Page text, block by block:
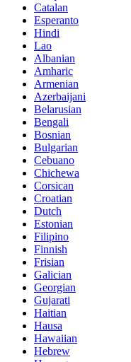
Catalan
Esperanto
Hindi
Lao
Albanian
Amharic
Armenian
Azerbaijani
Belarusian
Bengali
Bosnian
Bulgarian
Cebuano
Chichewa
Corsican
Croatian
Dutch
Estonian
Filipino
Finnish
Frisian
Galician
Georgian
Gujarati
Haitian
Hausa
Hawaiian
Hebrew